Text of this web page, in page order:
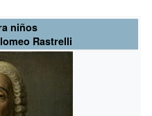
niños
Rastrelli